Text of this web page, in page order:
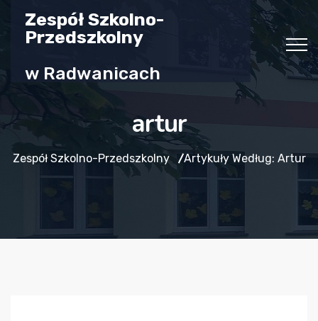
Zespół Szkolno-
Przedszkolny
w Radwanicach
artur
Zespół Szkolno-Przedszkolny Artykuły Według: Artur